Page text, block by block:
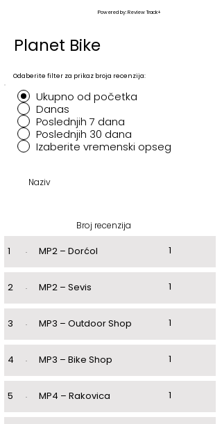
Powered by: Review Track+
Planet Bike
Odaberite filter za prikaz broja recenzija:
Ukupno od početka
Danas
Poslednjih 7 dana
Poslednjih 30 dana
Izaberite vremenski opseg
Naziv
Broj recenzija
1 . MP2 – Dorćol 1
2 . MP2 – Sevis 1
3 . MP3 – Outdoor Shop 1
4 . MP3 – Bike Shop 1
5 . MP4 – Rakovica 1